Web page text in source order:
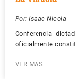
Por: Isaac Nicola
Conferencia
oficialmente
VER MÁS